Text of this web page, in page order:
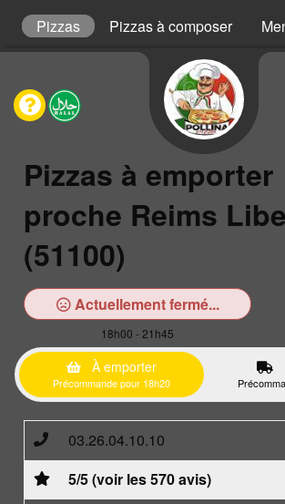
Pizzas Pizzas à composer
Pizzas à emporter
proche Reims
(51100)
Actuellement fermé...
18h00 - 21h45
À emporter
Précommande pour 18h20
03.26.04.10.10
5/5 (voir les 570 avis)